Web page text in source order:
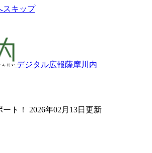
スキップ
デジタル広報薩摩川内
ト！ 2026年02月13日更新